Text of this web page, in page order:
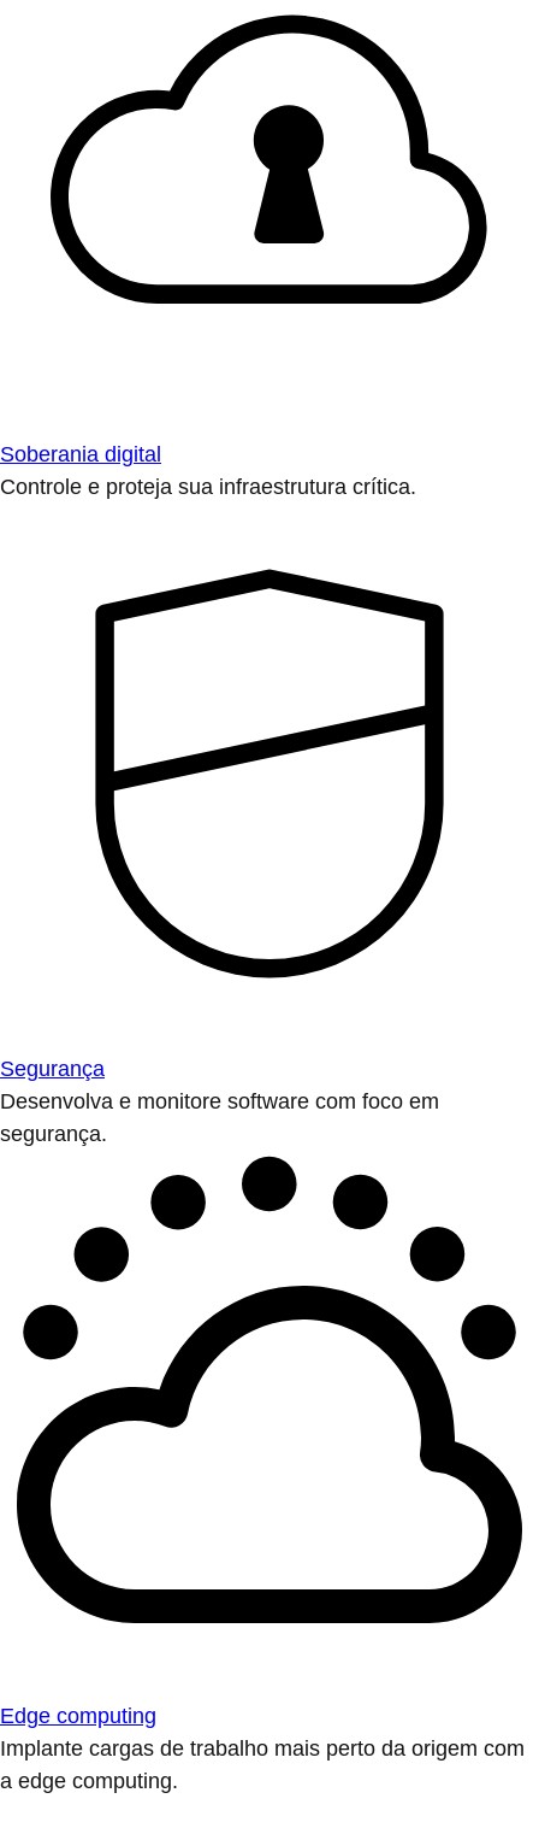
Soberania digital
Controle e proteja sua infraestrutura crítica.
Segurança
Desenvolva e monitore software com foco em
segurança.
Edge computing
Implante cargas de trabalho mais perto da origem com
a edge computing.